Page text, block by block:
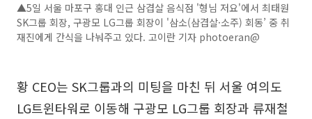
▲5일 서울 마포구 홍대 인근 삼겹살 음식점 '형님 저요'에서 최태원
SK그룹 회장, 구광모 LG그룹 회장이 '삼소(삼겹살·소주) 회동’ 중 취
재진에게 간식을 나눠주고 있다. 고이란 기자 photoeran@
황 CEO는 SK그룹과의 미팅을 마친 뒤 서울 여의도
LG트윈타워로 이동해 구광모 LG그룹 회장과 류재철